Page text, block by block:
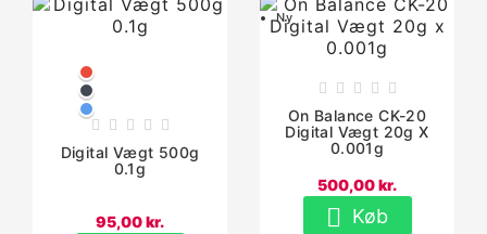
Rød
Sort
Blå
    
Digital Vægt 500g
0.1g
95,00 kr.
Ny
    
On Balance CK-20
Digital Vægt 20g X
0.001g
500,00 kr.
 Køb